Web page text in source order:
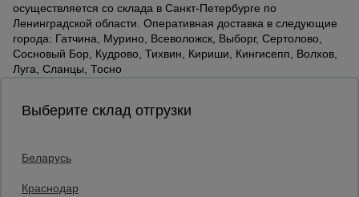
осуществляется со склада в Санкт-Петербурге по
Ленинградской области. Оперативная доставка в следующие
города: Гатчина, Мурино, Всеволожск, Выборг, Сертолово,
Сосновый Бор, Кудрово, Тихвин, Кириши, Кингисепп, Волхов,
Луга, Сланцы, Тосно
Выберите склад отгрузки
Беларусь
Краснодар
О компании